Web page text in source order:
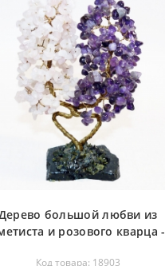
большой любви из
и розового кварца -
Код товара: 18903